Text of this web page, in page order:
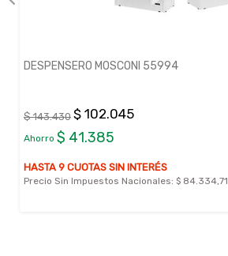
DESPENSERO MOSCONI 55994
$ 143.430 $ 102.045
Ahorro $ 41.385
HASTA 9 CUOTAS SIN INTERÉS
Precio Sin Impuestos Nacionales: $ 84.334,71